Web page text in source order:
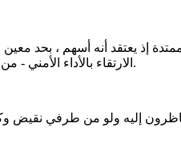
إذ يعتقد أنه أسهم ، بحد
الارتقاء بالأداء الأمني - من المنظور الشمولي- و الذي أضحى أكثر نضجا و أفضل كفاءة بل أنه صار محل إشادة في الخارج قبل الداخل.